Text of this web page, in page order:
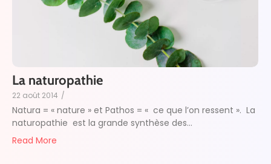
La naturopathie
22 août 2014 /
Natura = « nature » et Pathos = « ce que l’on ressent ». La
naturopathie est la grande synthèse des...
Read More